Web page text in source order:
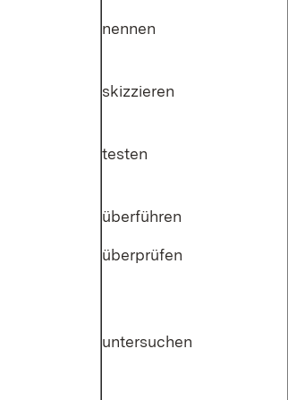
nen­nen
skiz­zie­ren
tes­ten
über­füh­ren
über­prü­fen
un­ter­su­chen